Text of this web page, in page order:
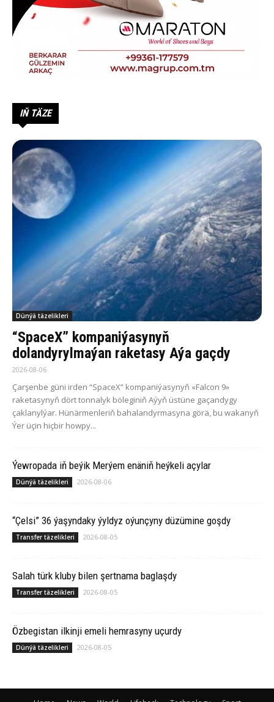
IŇ TÄZE
Dünýä täzelikleri
“SpaceX” kompaniýasynyň
dolandyrylmaýan raketasy Aýa gaçdy
2026-08-06
Çarşenbe güni irden “SpaceX” kompaniýasynyň «Falcon 9»
raketasynyň dört tonnalyk böleginiň Aýyň üstüne gaçandygy
çaklanylýar. Hünärmenleriň bahalandyrmasyna görä, bu wakanyň
Ýer üçin hiçbir howpy...
Ýewropada iň beýik Merýem enäniň heýkeli açylar
Dünýä täzelikleri 2026-08-06
“Çelsi” 36 ýaşyndaky ýyldyz oýunçyny düzümine goşdy
Transfer täzelikleri 2026-08-05
Salah türk kluby bilen şertnama baglaşdy
Transfer täzelikleri 2026-08-05
Özbegistan ilkinji emeli hemrasyny uçurdy
Dünýä täzelikleri 2026-08-05